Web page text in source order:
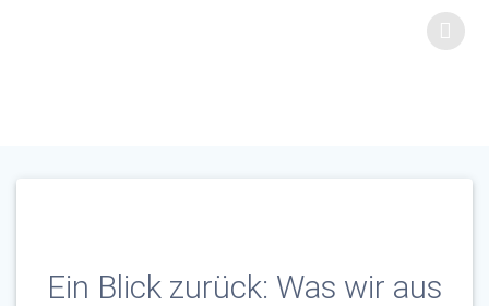
Ein Blick zurück: Was wir aus